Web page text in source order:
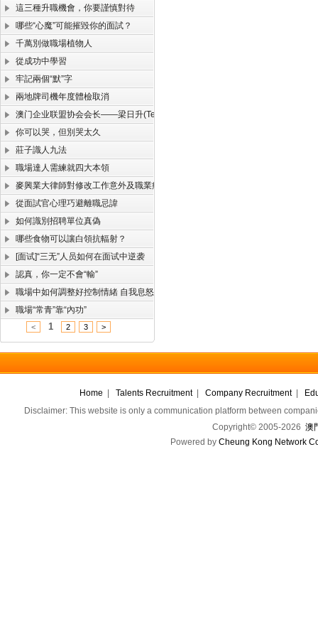
這三種升職機會，你要謹慎對待
哪些“心魔”可能摧毀你的面試？
千萬別做職場植物人
從成功中學習
牢記兩個“默”字
兩地牌司機年度體檢取消
澳门企业联盟协会会长——梁日升(TerrySir)
你可以哭，但別哭太久
莊子識人九法
職場達人需練就四大本領
麥興業大律師對修改工作意外及職業病損害的彌補制度解答
從面試官心理巧避離職忌諱
如何識別招聘單位真偽
哪些食物可以讓白領抗輻射？
[面试]“三无”人员如何在面试中逆袭
認真，你一定不會“輸”
職場中如何調整好控制情緒 自我息怒的妙招
職場“常青”靠“內功”
< 1 2 3 >
Home Talents Recruitment| Company Recruitment|
Disclaimer: This website is only a communication platform between
Copyright© 2005-2026 澳
Powered by Cheung Kong Network